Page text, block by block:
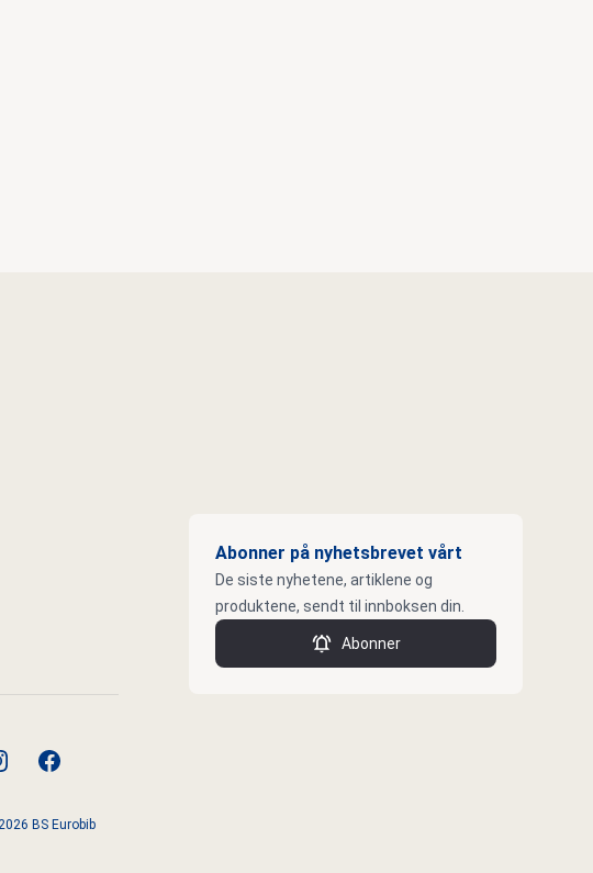
Abonner på nyhetsbrevet vårt
De siste nyhetene, artiklene og
produktene, sendt til innboksen din.
Abonner
facebook
BS Eurobib